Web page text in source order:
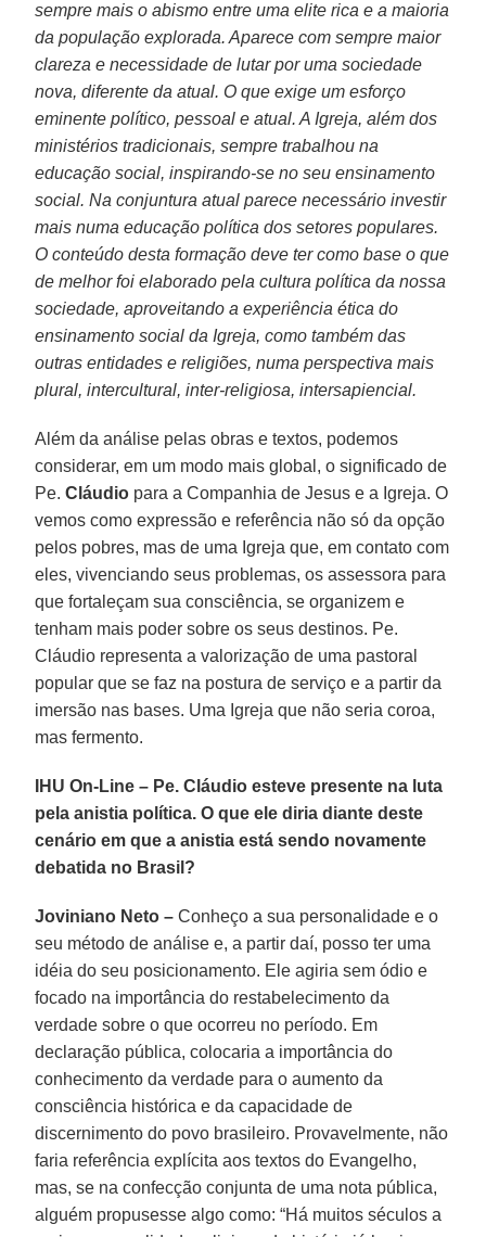
sempre mais o abismo entre uma elite rica e a maioria
da população explorada. Aparece com sempre maior
clareza e necessidade de lutar por uma sociedade
nova, diferente da atual. O que exige um esforço
eminente político, pessoal e atual. A Igreja, além dos
ministérios tradicionais, sempre trabalhou na
educação social, inspirando-se no seu ensinamento
social. Na conjuntura atual parece necessário investir
mais numa educação política dos setores populares.
O conteúdo desta formação deve ter como base o que
de melhor foi elaborado pela cultura política da nossa
sociedade, aproveitando a experiência ética do
ensinamento social da Igreja, como também das
outras entidades e religiões, numa perspectiva mais
plural, intercultural, inter-religiosa, intersapiencial.
Além da análise pelas obras e textos, podemos
considerar, em um modo mais global, o significado de
Pe.Cláudio para a Companhia de Jesus e a Igreja. O
vemos como expressão e referência não só da opção
pelos pobres, mas de uma Igreja que, em contato com
eles, vivenciando seus problemas, os assessora para
que fortaleçam sua consciência, se organizem e
tenham mais poder sobre os seus destinos. Pe.
Cláudio representa a valorização de uma pastoral
popular que se faz na postura de serviço e a partir da
imersão nas bases. Uma Igreja que não seria coroa,
mas fermento.
IHU On-Line – Pe. Cláudio esteve presente na luta
pela anistia política. O que ele diria diante deste
cenário em que a anistia está sendo novamente
debatida no Brasil?
Joviniano Neto – Conheço a sua personalidade e o
seu método de análise e, a partir daí, posso ter uma
idéia do seu posicionamento. Ele agiria sem ódio e
focado na importância do restabelecimento da
verdade sobre o que ocorreu no período. Em
declaração pública, colocaria a importância do
conhecimento da verdade para o aumento da
consciência histórica e da capacidade de
discernimento do povo brasileiro. Provavelmente, não
faria referência explícita aos textos do Evangelho,
mas, se na confecção conjunta de uma nota pública,
alguém propusesse algo como: “Há muitos séculos a